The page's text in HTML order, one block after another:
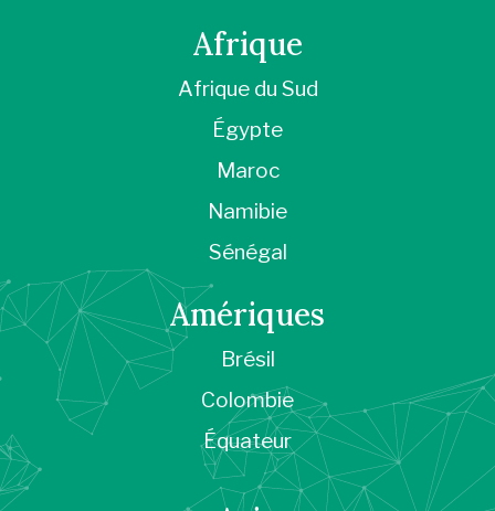
Afrique
Afrique du Sud
Égypte
Maroc
Namibie
Sénégal
Amériques
Brésil
Colombie
Équateur